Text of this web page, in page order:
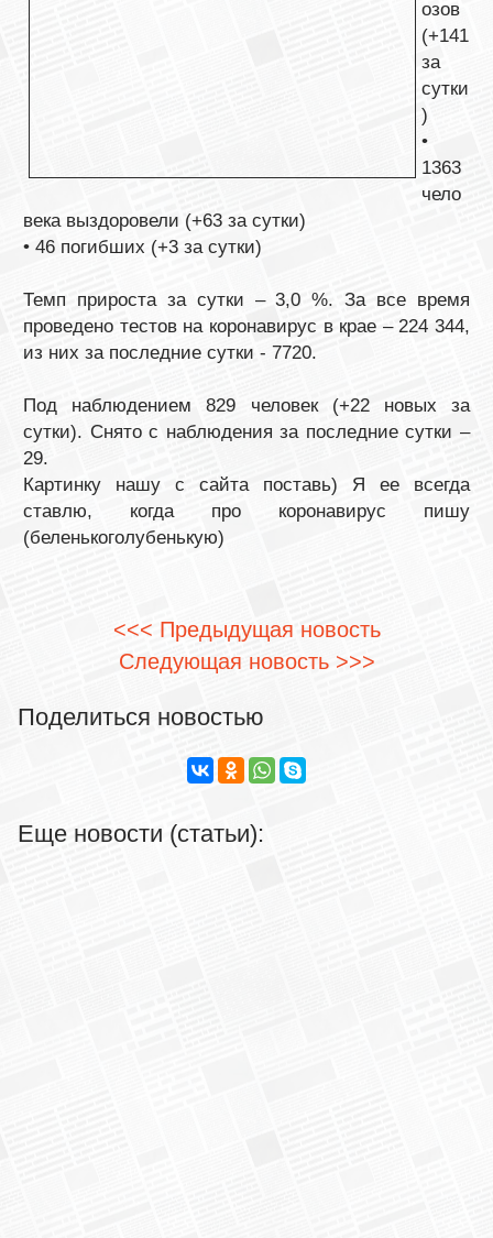
озов
(+141
за
сутки
)
•
1363
чело
века выздоровели (+63 за сутки)
• 46 погибших (+3 за сутки)
Темп прироста за сутки – 3,0 %. За все время
проведено тестов на коронавирус в крае – 224 344,
из них за последние сутки - 7720.
Под наблюдением 829 человек (+22 новых за
сутки). Снято с наблюдения за последние сутки –
29.
Картинку нашу с сайта поставь) Я ее всегда
ставлю, когда про коронавирус пишу
(беленькоголубенькую)
<<< Предыдущая новость
Следующая новость >>>
Поделиться новостью
Еще новости (статьи):